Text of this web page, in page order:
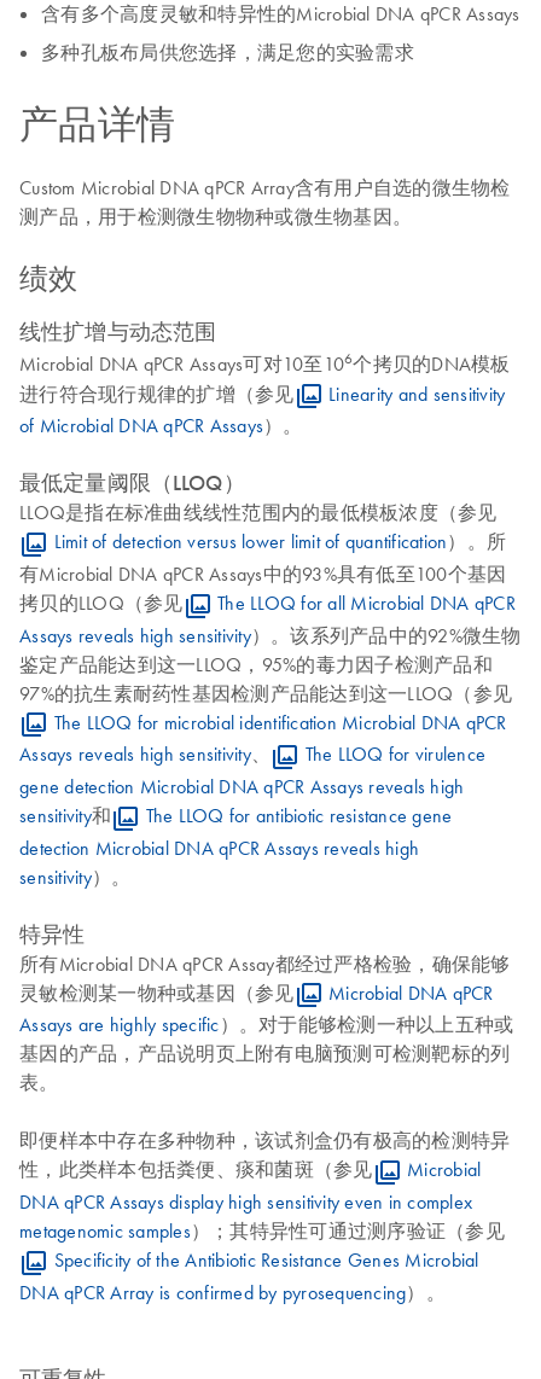
含有多个高度灵敏和特异性的Microbial DNA qPCR Assays
多种孔板布局供您选择，满足您的实验需求
产品详情
Custom Microbial DNA qPCR Array含有用户自选的微生物检
测产品，用于检测微生物物种或微生物基因。
绩效
线性扩增与动态范围
Microbial DNA qPCR Assays可对10至106个拷贝的DNA模板
进行符合现行规律的扩增（参见
Linearity and sensitivity
of Microbial DNA qPCR Assays）。
最低定量阈限（LLOQ）
LLOQ是指在标准曲线线性范围内的最低模板浓度（参见
Limit of detection versus lower limit of quantification）。所
有Microbial DNA qPCR Assays中的93%具有低至100个基因
拷贝的LLOQ（参见
The LLOQ for all Microbial DNA qPCR
Assays reveals high sensitivity）。该系列产品中的92%微生物
鉴定产品能达到这一LLOQ，95%的毒力因子检测产品和
97%的抗生素耐药性基因检测产品能达到这一LLOQ（参见
The LLOQ for microbial identification Microbial DNA qPCR
Assays reveals high sensitivity、
The LLOQ for virulence
gene detection Microbial DNA qPCR Assays reveals high
sensitivity和
The LLOQ for antibiotic resistance gene
detection Microbial DNA qPCR Assays reveals high
sensitivity）。
特异性
所有Microbial DNA qPCR Assay都经过严格检验，确保能够
灵敏检测某一物种或基因（参见
Microbial DNA qPCR
Assays are highly specific）。对于能够检测一种以上五种或
基因的产品，产品说明页上附有电脑预测可检测靶标的列
表。
即便样本中存在多种物种，该试剂盒仍有极高的检测特异
性，此类样本包括粪便、痰和菌斑（参见
Microbial
DNA qPCR Assays display high sensitivity even in complex
metagenomic samples）；其特异性可通过测序验证（参见
Specificity of the Antibiotic Resistance Genes Microbial
DNA qPCR Array is confirmed by pyrosequencing）。